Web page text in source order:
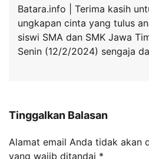
Batara.info | Terima kasih
ungkapan cinta yang tulus
siswi SMA dan SMK Jawa
Senin (12/2/2024) sengaja
Tinggalkan Balasan
Alamat email Anda tidak akan
yang wajib ditandai *